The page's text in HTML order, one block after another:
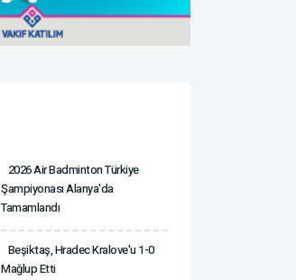
2026 Air Badminton Türkiye
Şampiyonası Alanya'da
Tamamlandı
Beşiktaş, Hradec Kralove'u 1-0
Mağlup Etti